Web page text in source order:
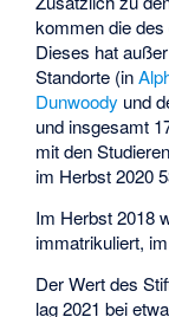
kommen die
Dieses hat
Standorte (in
Dunwoody und
und insgesamt
mit den
im Herbst 2020
Im Herbst 2018
immatrikuliert,
Der Wert des
lag 2021 bei